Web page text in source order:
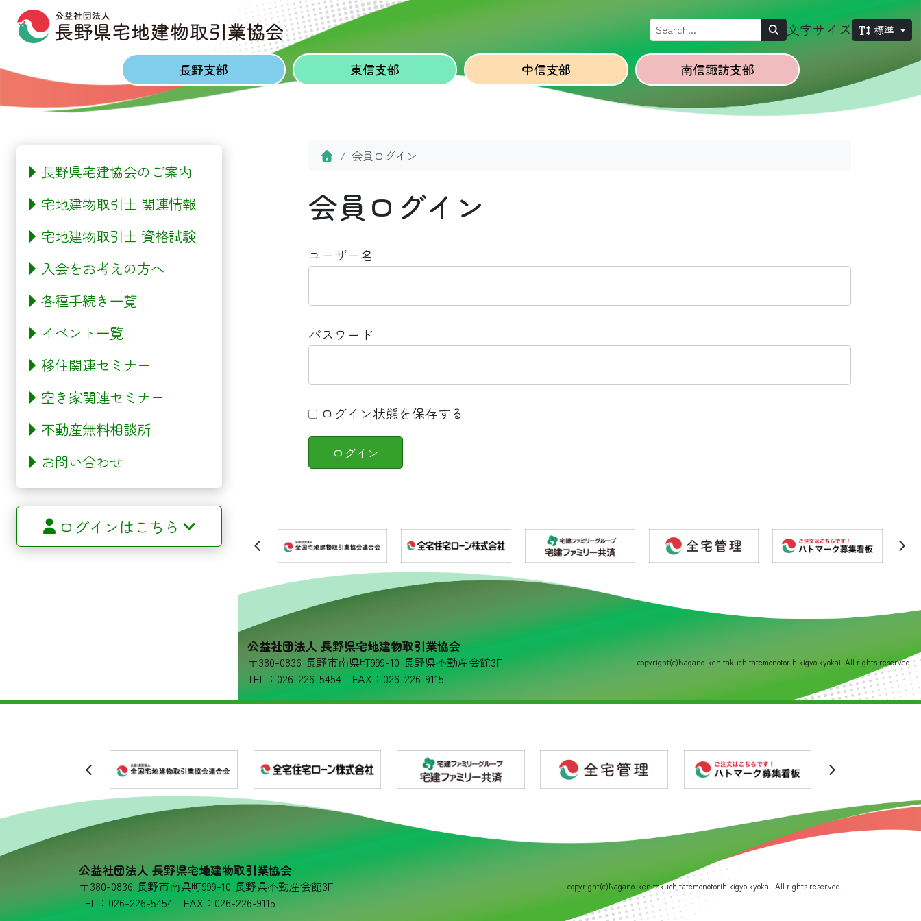
Skip to content
Skip to footer
長野支部 東信支部 中信支部 南信諏訪支部
Search 文字サイズ 標準
Home会員ログイン
会員ログイン
ユーザー名
パスワード
ログイン状態を保存する
公益社団法人 長野県宅地建物取引業協会
〒380-0836 長野市南県町999-10 長野県不動産会館3F
TEL：026-226-5454 FAX：026-226-9115
copyright(c)Nagano-ken takuchitatemonotorihikigyo kyokai. All rights reserved.
長野県宅建協会のご案内
宅地建物取引士 関連情報
宅地建物取引士 資格試験
入会をお考えの方へ
各種手続き一覧
イベント一覧
移住関連セミナー
空き家関連セミナー
不動産無料相談所
お問い合わせ
ログインはこちら
公益社団法人 長野県宅地建物取引業協会
〒380-0836 長野市南県町999-10 長野県不動産会館3F
TEL：026-226-5454 FAX：026-226-9115
copyright(c)Nagano-ken takuchitatemonotorihikigyo kyokai. All rights reserved.